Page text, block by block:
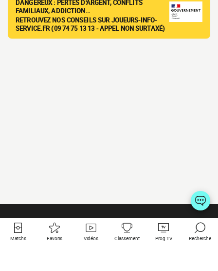
DANGEREUX : PERTES D'ARGENT, CONFLITS
FAMILIAUX, ADDICTION…
RETROUVEZ NOS CONSEILS SUR JOUEURS-INFO-
SERVICE.FR (09 74 75 13 13 - APPEL NON SURTAXÉ)
Matchs Favoris Vidéos Classement Prog TV Recherche